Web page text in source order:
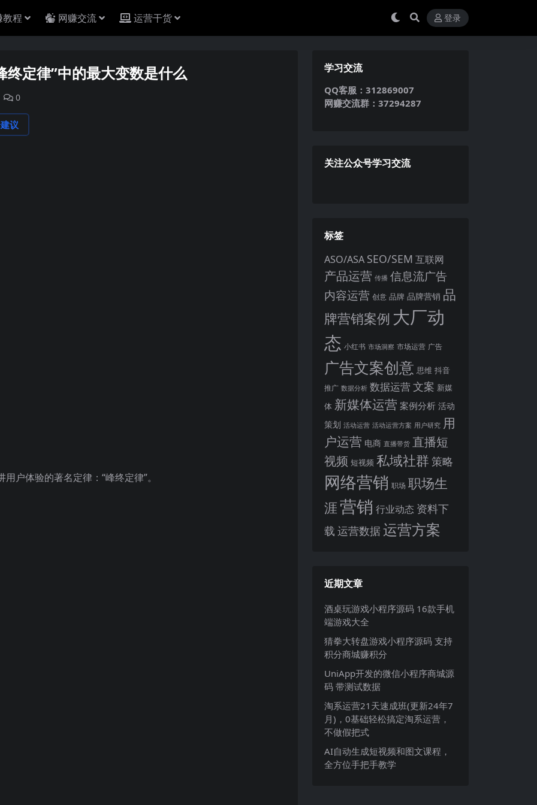
教程 网赚交流 运营干货 登录
定律”中的最大变数是什么
0
议
户体验的著名定律：“峰终定律”。
学习交流
QQ客服：312869007
网赚交流群：37294287
关注公众号学习交流
标签
ASO/ASA SEO/SEM 互联网
产品运营 传播 信息流广告
内容运营 创意 品牌 品牌营销 品
牌营销案例 大厂动
态 小红书 市场洞察 市场运营 广告
广告文案创意 思维 抖音
推广 数据分析 数据运营 文案 新媒
体 新媒体运营 案例分析 活动
策划 活动运营 活动运营方案 用户研究 用
户运营 电商 直播带货 直播短
视频 短视频 私域社群 策略
网络营销 职场 职场生
涯营销 行业动态 资料下
载 运营数据运营方案
近期文章
酒桌玩游戏小程序源码 16款手机
端游戏大全
猜拳大转盘游戏小程序源码 支持
积分商城赚积分
UniApp开发的微信小程序商城源
码 带测试数据
淘系运营21天速成班(更新24年7
月)，0基础轻松搞定淘系运营，
不做假把式
AI自动生成短视频和图文课程，
全方位手把手教学